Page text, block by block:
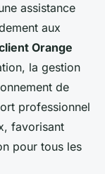
assistance
aux
Orange
la gestion
de
professionnel
favorisant
pour tous les